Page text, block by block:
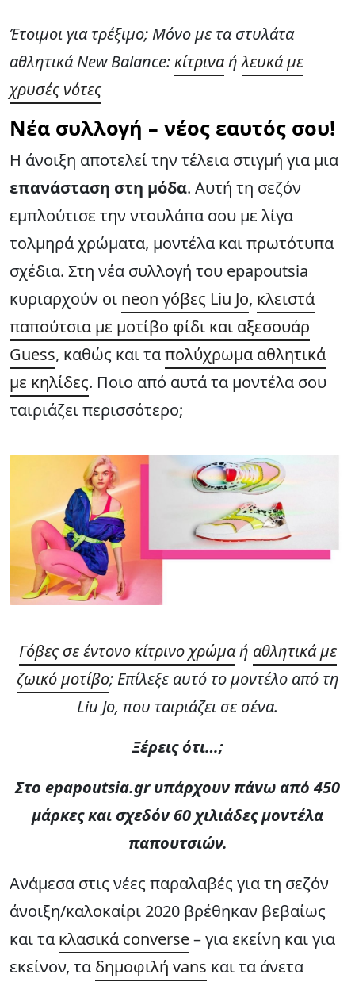
Έτοιμοι για τρέξιμο; Μόνο με τα στυλάτα
αθλητικά New Balance:κίτριναήλευκά με
χρυσές νότες
Νέα συλλογή – νέος εαυτός σου!
Η άνοιξη αποτελεί την τέλεια στιγμή για μια
επανάσταση στη μόδα. Αυτή τη σεζόν
εμπλούτισε την ντουλάπα σου με λίγα
τολμηρά χρώματα, μοντέλα και πρωτότυπα
σχέδια. Στη νέα συλλογή του epapoutsia
κυριαρχούν οι neon γόβες Liu Jo, κλειστά
παπούτσια με μοτίβο φίδι και αξεσουάρ
Guess, καθώς και ταπολύχρωμα αθλητικά
με κηλίδες. Ποιο από αυτά τα μοντέλα σου
ταιριάζει περισσότερο;
Γόβες σε έντονο κίτρινο χρώμαή αθλητικά με
ζωικό μοτίβο; Επίλεξε αυτό το μοντέλο από τη
Liu Jo, που ταιριάζει σε σένα.
Ξέρεις ότι…;
Στο epapoutsia.gr υπάρχουν πάνω από 450
μάρκες και σχεδόν 60 χιλιάδες μοντέλα
παπουτσιών.
Ανάμεσα στις νέες παραλαβές για τη σεζόν
άνοιξη/καλοκαίρι 2020 βρέθηκαν βεβαίως
και τα κλασικά converse– για εκείνη και για
εκείνον, τα δημοφιλή vans και τα άνετα